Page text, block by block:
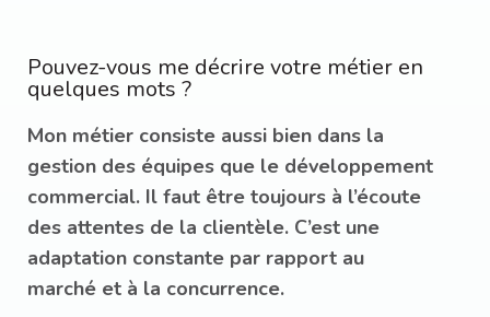
Pouvez-vous me décrire votre métier en
quelques mots ?
Mon métier consiste aussi bien dans la
gestion des équipes que le développement
commercial. Il faut être toujours à l’écoute
des attentes de la clientèle. C’est une
adaptation constante par rapport au
marché et à la concurrence.